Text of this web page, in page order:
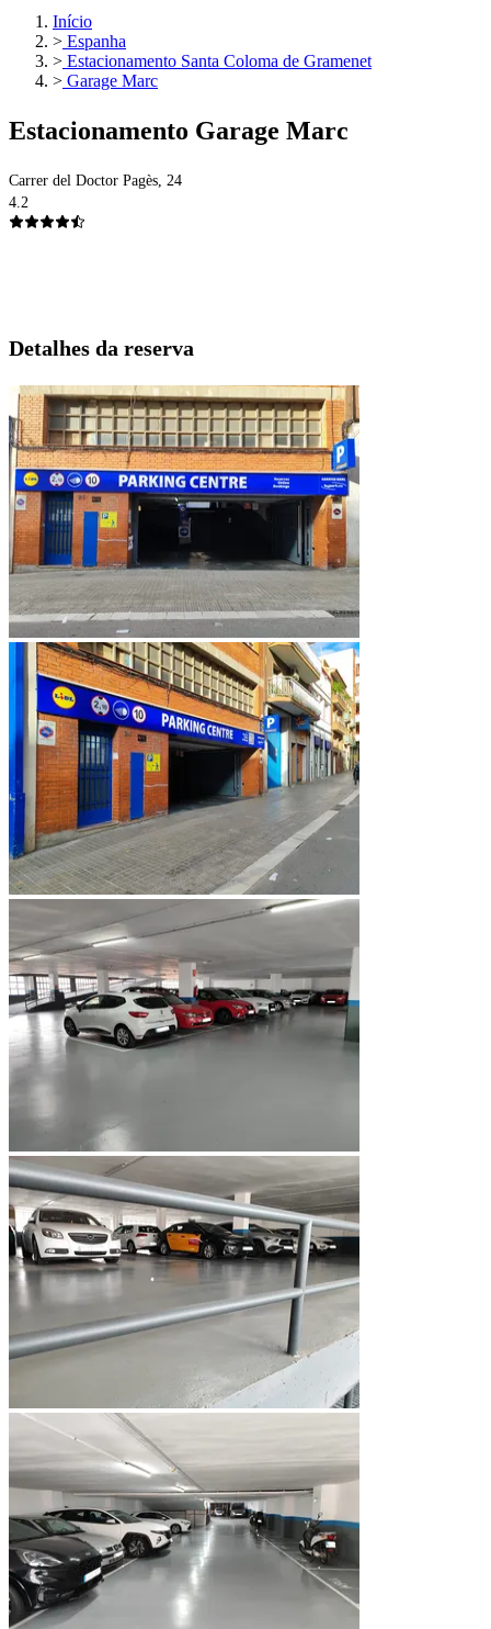
Início
> Espanha
> Estacionamento Santa Coloma de Gramenet
> Garage Marc
Estacionamento Garage Marc
Carrer del Doctor Pagès, 24
4.2
Detalhes da reserva